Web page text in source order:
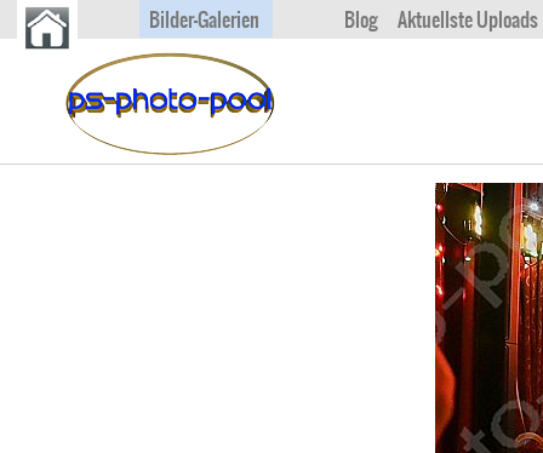
Bilder-Galerien Blog Aktuellste Uploads